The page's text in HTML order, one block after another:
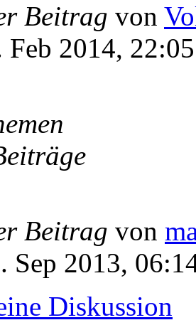
Beitrag von
Feb 2014, 22:05
Beitrag von
Sep 2013,
Diskussion